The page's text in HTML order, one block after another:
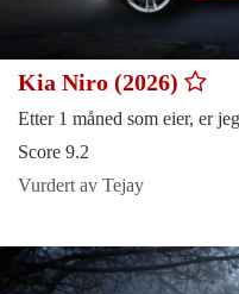
Kia Niro (2026)
Etter 1 måned som eier, er
Score 9.2
Vurdert av Tejay